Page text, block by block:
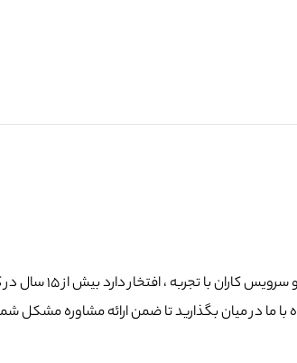
در میان بگذارید تا ضمن ارائه مشاوره مشکل